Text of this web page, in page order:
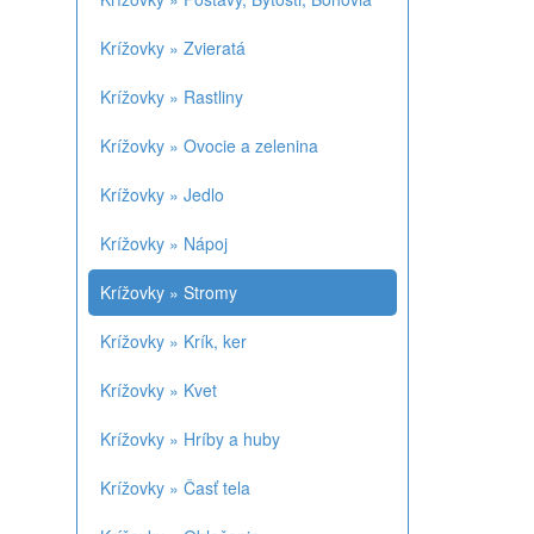
Krížovky » Zvieratá
Krížovky » Rastliny
Krížovky » Ovocie a zelenina
Krížovky » Jedlo
Krížovky » Nápoj
Krížovky » Stromy
Krížovky » Krík, ker
Krížovky » Kvet
Krížovky » Hríby a huby
Krížovky » Časť tela